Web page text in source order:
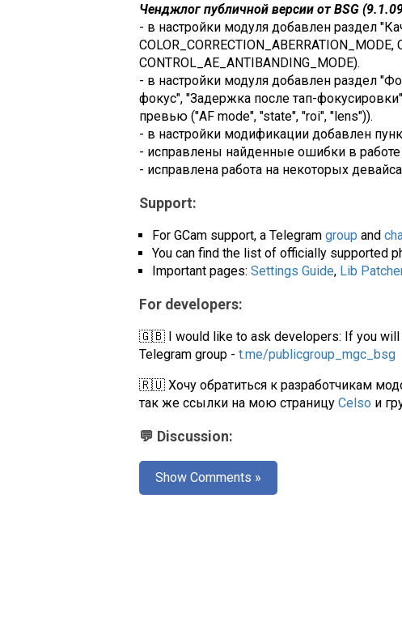
Ченджлог публичной версии от BSG
- в настройки модуля добавлен раздел
CONTROL_AE_ANTIBANDING_MODE).
- в настройки модуля добавлен раздел
фокус", "Задержка после тап-
превью ("AF mode", "state", "roi", "lens")).
- в настройки модификации добавлен
- исправлены найденные ошибки в
- исправлена работа на некоторых
Support:
For GCam support, a Telegram group and
You can find the list of officially supported
Important pages: Settings Guide, Lib
For developers:
🇬🇧 I would like to ask developers: If you will
Telegram group - t.me/publicgroup_mgc_bsg
🇷🇺 Хочу обратиться к разработчикам
так же ссылки на мою страницу Celso и
💬 Discussion:
Show Comments »